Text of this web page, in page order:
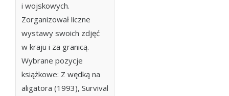
i wojskowych.
Zorganizował liczne
wystawy swoich zdjęć
w kraju i za granicą.
Wybrane pozycje
książkowe: Z wędką na
aligatora (1993), Survival